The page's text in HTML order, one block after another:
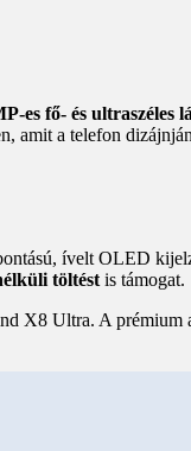
es fő- és ultraszéles
amit a telefon
ívelt OLED
töltést is támogat.
X8 Ultra. A prémium